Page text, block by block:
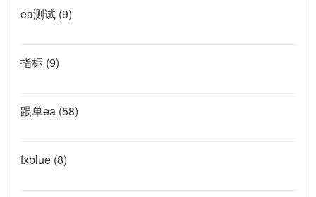
ea测试 (9)
指标 (9)
跟单ea (58)
fxblue (8)